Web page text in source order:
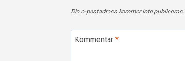
Din e-postadress kommer inte publiceras.
Kommentar *